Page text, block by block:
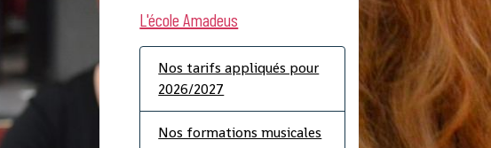
L'école Amadeus
Nos tarifs appliqués pour
2026/2027
Nos formations musicales